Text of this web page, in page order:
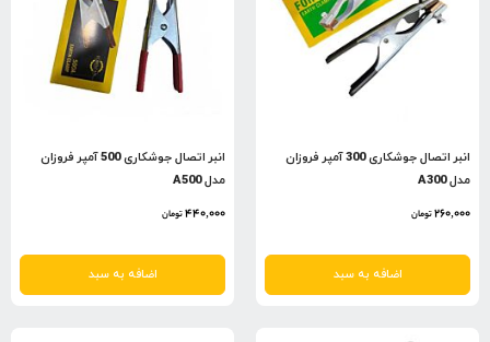
انبر اتصال جوشکاری 300 آمپر فروزان
مدل A300
260,000تومان
اضافه به سبد
انبر اتصال جوشکاری 500 آمپر فروزان
مدل A500
440,000تومان
اضافه به سبد